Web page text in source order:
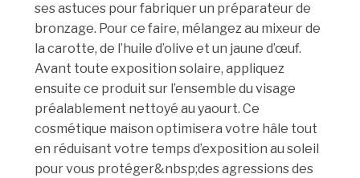
ses astuces pour fabriquer un préparateur de
bronzage. Pour ce faire, mélangez au mixeur de
la carotte, de l’huile d’olive et un jaune d’œuf.
Avant toute exposition solaire, appliquez
ensuite ce produit sur l’ensemble du visage
préalablement nettoyé au yaourt. Ce
cosmétique maison optimisera votre hâle tout
en réduisant votre temps d’exposition au soleil
pour vous protéger&nbsp;des agressions des